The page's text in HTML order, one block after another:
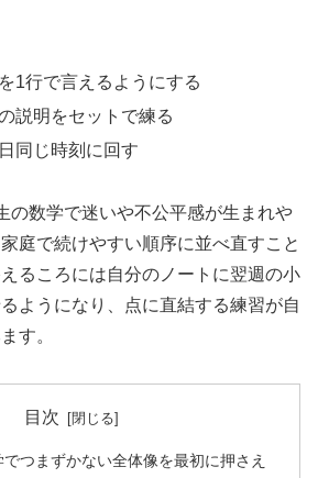
1行で言えるようにする
説明をセットで練る
同じ時刻に回す
の数学で迷いや不公平感が生まれや
庭で続けやすい順序に並べ直すこと
るころには自分のノートに翌週の小
ようになり、点に直結する練習が自
す。
目次
つまずかない全体像を最初に押さえ